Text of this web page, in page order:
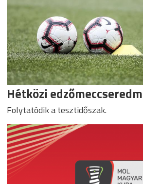
Hétközi
Folytatódik a tesztidőszak.